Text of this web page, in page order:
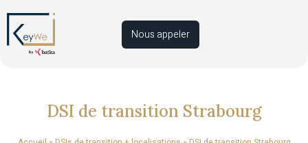
Nous appeler
DSI de transition Strabourg